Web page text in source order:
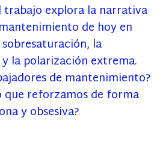
explora la narrativa
de hoy en
la
la polarización extrema.
de mantenimiento?
que reforzamos de forma
y obsesiva?